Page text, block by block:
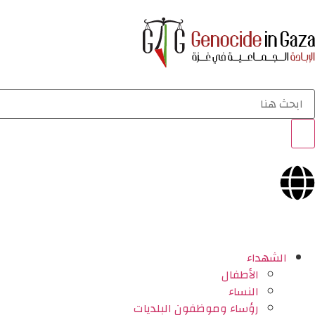
الشهداء
الأطفال
النساء
رؤساء وموظفون البلديات